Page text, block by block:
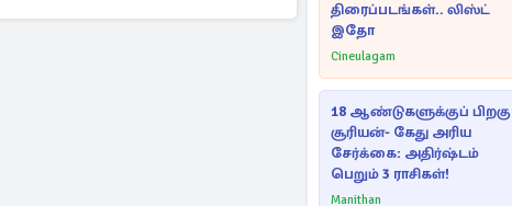
திரைப்படங்கள்.. லிஸ்ட்
இதோ
Cineulagam
18 ஆண்டுகளுக்குப் பிறகு
சூரியன்- கேது அரிய
சேர்க்கை: அதிர்ஷ்டம்
பெறும் 3 ராசிகள்!
Manithan